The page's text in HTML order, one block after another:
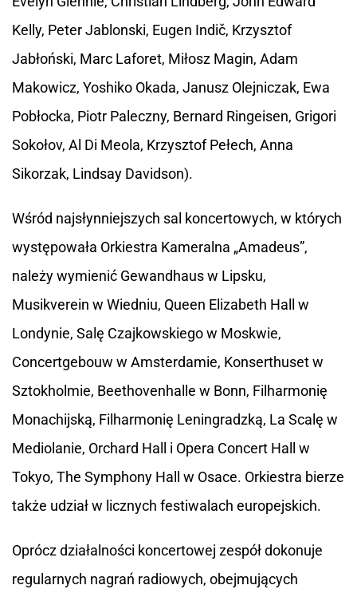
Kelly, Peter Jablonski, Eugen Indič, Krzysztof
Jabłoński, Marc Laforet, Miłosz Magin, Adam
Makowicz, Yoshiko Okada, Janusz Olejniczak, Ewa
Pobłocka, Piotr Paleczny, Bernard Ringeisen, Grigori
Sokołov, Al Di Meola, Krzysztof Pełech, Anna
Sikorzak, Lindsay Davidson).
Wśród najsłynniejszych sal koncertowych, w których
występowała Orkiestra Kameralna „Amadeus”,
należy wymienić Gewandhaus w Lipsku,
Musikverein w Wiedniu, Queen Elizabeth Hall w
Londynie, Salę Czajkowskiego w Moskwie,
Concertgebouw w Amsterdamie, Konserthuset w
Sztokholmie, Beethovenhalle w Bonn, Filharmonię
Monachijską, Filharmonię Leningradzką, La Scalę w
Mediolanie, Orchard Hall i Opera Concert Hall w
Tokyo, The Symphony Hall w Osace. Orkiestra bierze
także udział w licznych festiwalach europejskich.
Oprócz działalności koncertowej zespół dokonuje
regularnych nagrań radiowych, obejmujących